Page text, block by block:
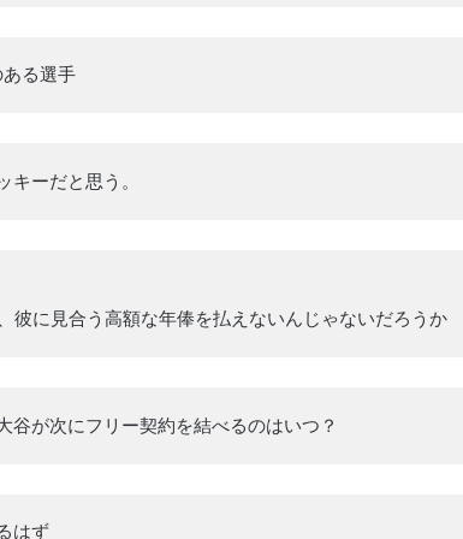
る選手
ーだと思う。
彼に見合う高額な年俸を払えないんじゃないだろうか
が次にフリー契約を結べるのはいつ？
はず